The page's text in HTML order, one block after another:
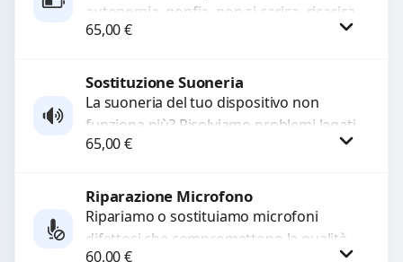
autonomia, gonfia, non si carica, ricarica
lenta o cicli di ricarica esauriti?
65,00€
Procedi
Sostituzione Suoneria
La suoneria del tuo dispositivo non
funziona più? Risolviamo problemi legati
a moduli audio difettosi con interventi
65,00€
Procedi
Riparazione Microfono
Ripariamo o sostituiamo microfoni
difettosi che compromettono la qualità
60,00€